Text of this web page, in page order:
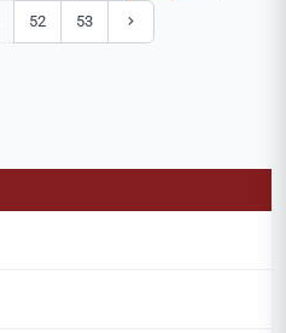
52 53